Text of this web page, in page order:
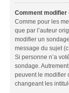
Comment modifier
Comme pour les
que par l’auteur
modifier un
message du sujet
Si personne n’a
sondage.
peuvent le modifier
changeant les